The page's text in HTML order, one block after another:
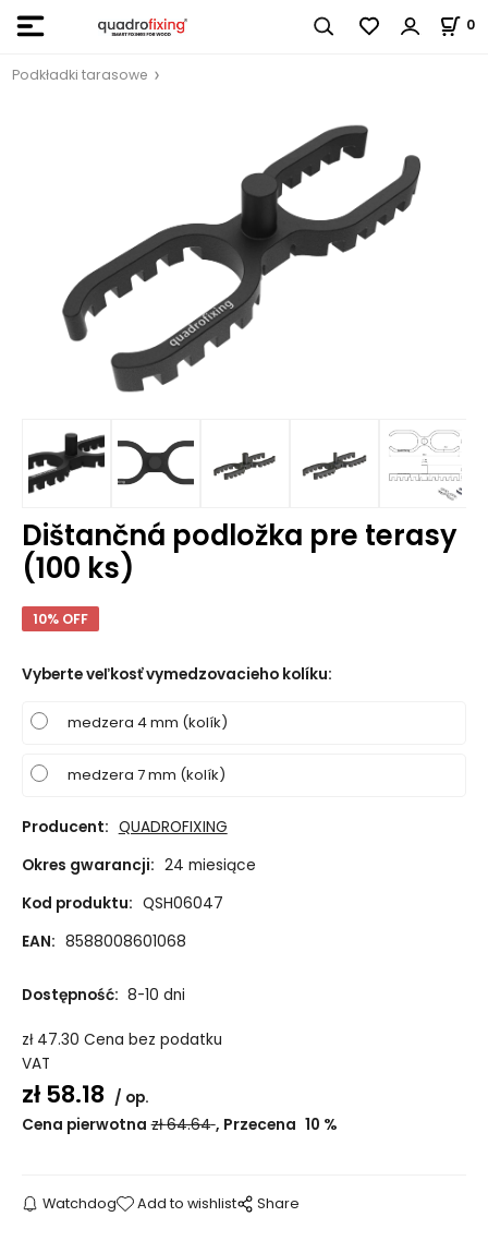
0
Podkładki tarasowe
Dištančná podložka pre terasy
(100 ks)
10% OFF
Vyberte veľkosť vymedzovacieho kolíku:
medzera 4 mm (kolík)
medzera 7 mm (kolík)
Producent: QUADROFIXING
Okres gwarancji: 24 miesiące
Kod produktu: QSH06047
EAN: 8588008601068
Dostępność: 8-10 dni
zł 47.30 Cena bez podatku
VAT
zł58.18
op.
Cena pierwotna zł64.64 Przecena 10 %
Watchdog Add to wishlist Share